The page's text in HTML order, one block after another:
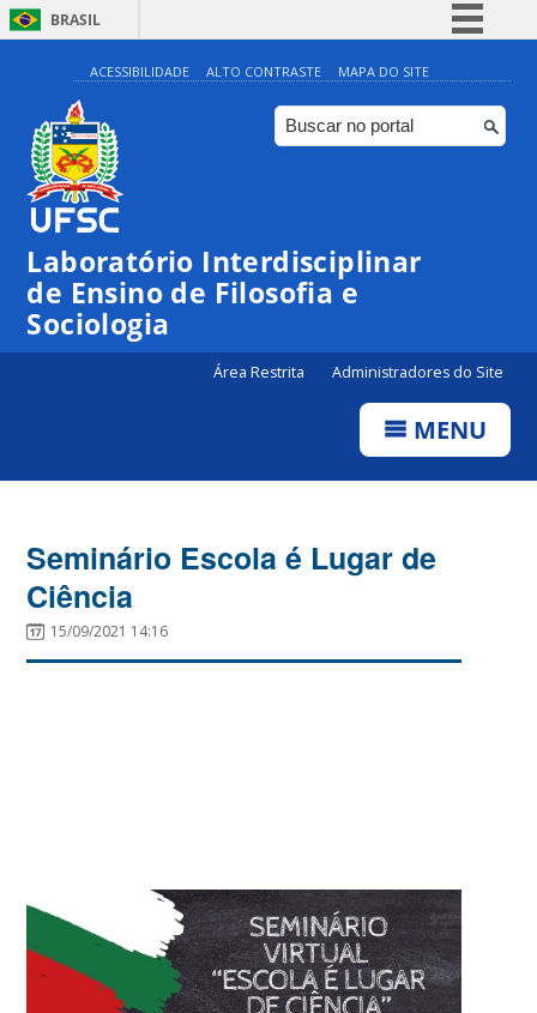
BRASIL
Simplifique!
Comunica BR
Participe
Canais
ACESSIBILIDADE ALTO CONTRASTE MAPA DO SITE
Laboratório Interdisciplinar
de Ensino de Filosofia e
Sociologia
Área Restrita Administradores do Site
MENU
Seminário Escola é Lugar de
Ciência
15/09/2021 14:16